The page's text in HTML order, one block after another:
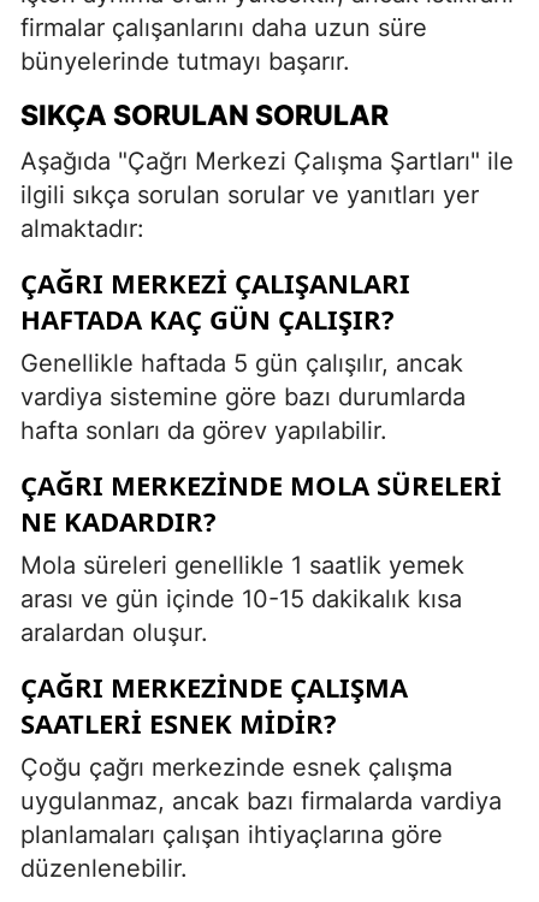
firmalar çalışanlarını daha uzun süre
bünyelerinde tutmayı başarır.
SIKÇA SORULAN SORULAR
Aşağıda "Çağrı Merkezi Çalışma Şartları" ile
ilgili sıkça sorulan sorular ve yanıtları yer
almaktadır:
ÇAĞRI MERKEZI ÇALIŞANLARI
HAFTADA KAÇ GÜN ÇALIŞIR?
Genellikle haftada 5 gün çalışılır, ancak
vardiya sistemine göre bazı durumlarda
hafta sonları da görev yapılabilir.
ÇAĞRI MERKEZINDE MOLA SÜRELERI
NE KADARDIR?
Mola süreleri genellikle 1 saatlik yemek
arası ve gün içinde 10-15 dakikalık kısa
aralardan oluşur.
ÇAĞRI MERKEZINDE ÇALIŞMA
SAATLERI ESNEK MIDIR?
Çoğu çağrı merkezinde esnek çalışma
uygulanmaz, ancak bazı firmalarda vardiya
planlamaları çalışan ihtiyaçlarına göre
düzenlenebilir.